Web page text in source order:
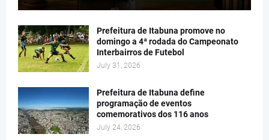
Prefeitura de Itabuna promove no
domingo a 4ª rodada do Campeonato
Interbairros de Futebol
July 31, 2026
Prefeitura de Itabuna define
programação de eventos
comemorativos dos 116 anos
July 24, 2026